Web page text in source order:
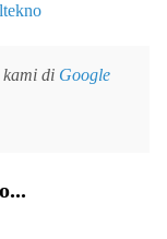
di Google